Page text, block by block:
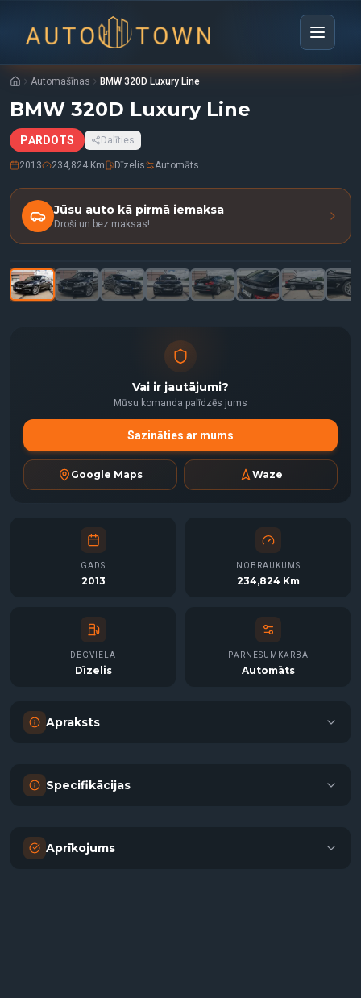
Automašīnas BMW 320D Luxury Line
BMW 320D Luxury Line
PĀRDOTS Dalīties
2013 234,824 Km Dīzelis Automāts
Jūsu auto kā pirmā iemaksa
Droši un bez maksas!
1/33
Vai ir jautājumi?
Mūsu komanda palīdzēs jums
Sazināties ar mums
Google Maps Waze
GADS
2013
NOBRAUKUMS
234,824 Km
DEGVIELA
Dīzelis
PĀRNESUMKĀRBA
Automāts
Apraksts
Specifikācijas
Aprīkojums